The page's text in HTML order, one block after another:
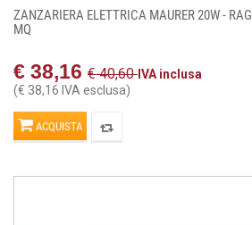
ZANZARIERA ELETTRICA MAURER 20W -
MQ
€ 38,16 € 40,60 IVA inclusa
(€ 38,16 IVA esclusa)
ACQUISTA